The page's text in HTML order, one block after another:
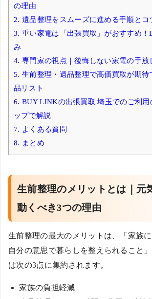
の理由
2. 遺品整理をスムーズに進める手順とコ
3. 重い家電は「出張買取」がおすすめ
み
4. 専門家の視点｜後悔しない家電の手放
5. 生前整理・遺品整理で高価買取が期待
品リスト
6. BUY LINKの出張買取 埼玉でのご利用
ップで解説
7. よくある質問
8. まとめ
生前整理のメリットとは｜元
動くべき3つの理由
生前整理の最大のメリットは、「家族に
自分の意思で暮らしを整えられること
は次の3点に集約されます。
家族の負担軽減